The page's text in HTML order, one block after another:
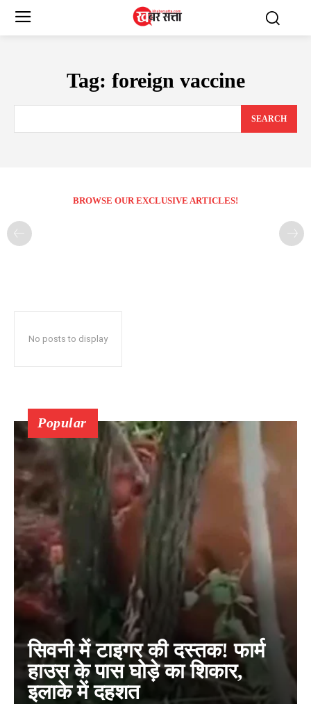
Tag: foreign vaccine
SEARCH
BROWSE OUR EXCLUSIVE ARTICLES!
No posts to display
Popular
सिवनी में टाइगर की दस्तक! फार्म
हाउस के पास घोड़े का शिकार,
इलाके में दहशत